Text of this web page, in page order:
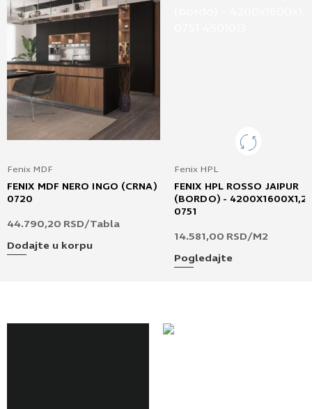
Fenix MDF
FENIX MDF NERO INGO (CRNA)
0720
44.790,20 RSD/Tabla
Dodajte u korpu
Fenix HPL
FENIX HPL ROSSO JAIPUR
(BORDO) - 4200X1600X1,2
0751
14.581,00 RSD/M2
Pogledajte